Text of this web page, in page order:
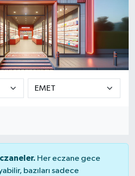
Her eczane gece
bazıları sadece